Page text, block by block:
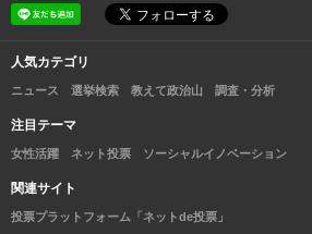
人気カテゴリ
ニュース 選挙検索 教えて政治山 調査・分析
注目テーマ
女性活躍 ネット投票 ソーシャルイノベーション
関連サイト
投票プラットフォーム「ネットde投票」